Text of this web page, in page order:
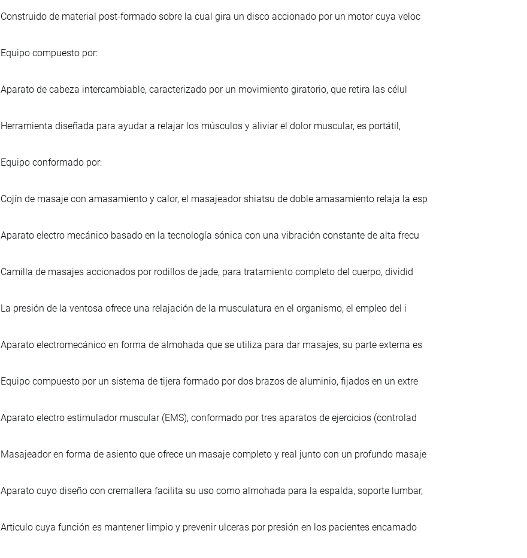
Construido de material post-formado sobre la cual gira un disco accionado por un motor cuya veloc
Equipo compuesto por:
Aparato de cabeza intercambiable, caracterizado por un movimiento giratorio, que retira las célul
Herramienta diseñada para ayudar a relajar los músculos y aliviar el dolor muscular, es portátil,
Equipo conformado por:
Cojín de masaje con amasamiento y calor, el masajeador shiatsu de doble amasamiento relaja la esp
Aparato electro mecánico basado en la tecnología sónica con una vibración constante de alta frecu
Camilla de masajes accionados por rodillos de jade, para tratamiento completo del cuerpo, dividid
La presión de la ventosa ofrece una relajación de la musculatura en el organismo, el empleo del i
Aparato electromecánico en forma de almohada que se utiliza para dar masajes, su parte externa es
Equipo compuesto por un sistema de tijera formado por dos brazos de aluminio, fijados en un extre
Aparato electro estimulador muscular (EMS), conformado por tres aparatos de ejercicios (controlad
Masajeador en forma de asiento que ofrece un masaje completo y real junto con un profundo masaje
Aparato cuyo diseño con cremallera facilita su uso como almohada para la espalda, soporte lumbar,
Articulo cuya función es mantener limpio y prevenir ulceras por presión en los pacientes encamado